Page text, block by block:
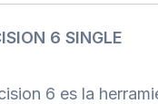
6 SINGLE
6 es la